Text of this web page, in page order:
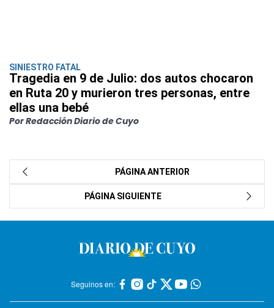
SINIESTRO FATAL
Tragedia en 9 de Julio: dos autos chocaron
en Ruta 20 y murieron tres personas, entre
ellas una bebé
Por Redacción Diario de Cuyo
PÁGINA ANTERIOR
PÁGINA SIGUIENTE
Seguinos en: